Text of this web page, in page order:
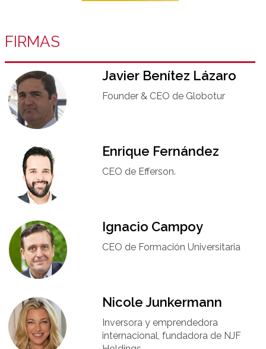
FIRMAS
Javier Benítez Lázaro
Founder & CEO de Globotur​
Enrique Fernández
CEO de Efferson.
Ignacio Campoy​
CEO de Formación Universitaria​
Nicole Junkermann​
Inversora y emprendedora
internacional, fundadora de NJF